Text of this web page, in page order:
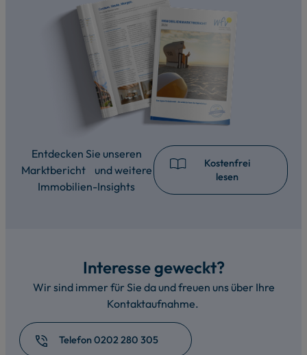
Entdecken Sie unseren
Marktbericht und weitere
Immobilien-Insights
Kostenfrei
lesen
Interesse geweckt?
Wir sind immer für Sie da und freuen uns über Ihre
Kontaktaufnahme.
Telefon 0202 280 305